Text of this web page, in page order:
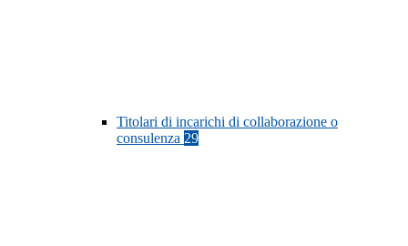
Titolari di incarichi di collaborazione o
consulenza 29